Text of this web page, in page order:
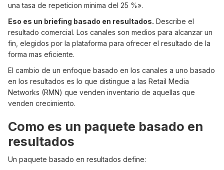
una tasa de repeticion minima del 25 %».
Eso es un briefing basado en resultados. Describe el
resultado comercial. Los canales son medios para alcanzar un
fin, elegidos por la plataforma para ofrecer el resultado de la
forma mas eficiente.
El cambio de un enfoque basado en los canales a uno basado
en los resultados es lo que distingue a las Retail Media
Networks (RMN) que venden inventario de aquellas que
venden crecimiento.
Como es un paquete basado en
resultados
Un paquete basado en resultados define: